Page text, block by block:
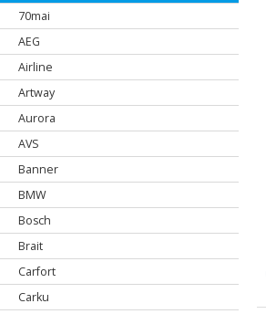
70mai
AEG
Airline
Artway
Aurora
AVS
Banner
BMW
Bosch
Brait
Carfort
Carku